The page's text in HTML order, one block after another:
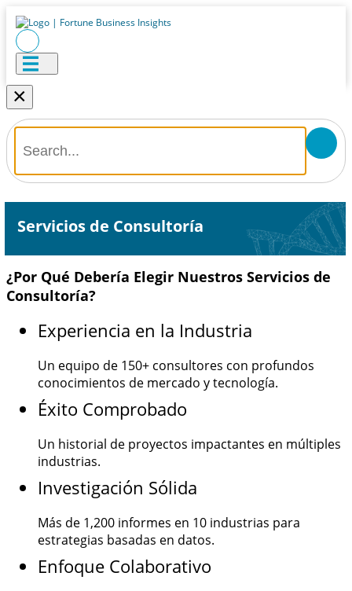
×
Servicios de Consultoría
¿Por Qué Debería Elegir Nuestros Servicios de
Consultoría?
Experiencia en la Industria
Un equipo de 150+ consultores con profundos
conocimientos de mercado y tecnología.
Éxito Comprobado
Un historial de proyectos impactantes en múltiples
industrias.
Investigación Sólida
Más de 1,200 informes en 10 industrias para
estrategias basadas en datos.
Enfoque Colaborativo